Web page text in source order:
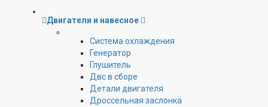
Двигатели и навесное
Cистема охлаждения
Генератор
Глушитель
Двс в сборе
Детали двигателя
Дроссельная заслонка